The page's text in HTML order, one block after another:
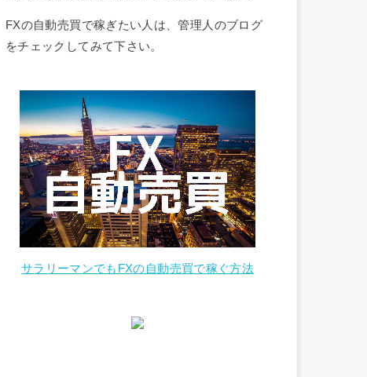
FXの自動売買で稼ぎたい人は、管理人のブログ
をチェックしてみて下さい。
サラリーマンでもFXの自動売買で稼ぐ方法